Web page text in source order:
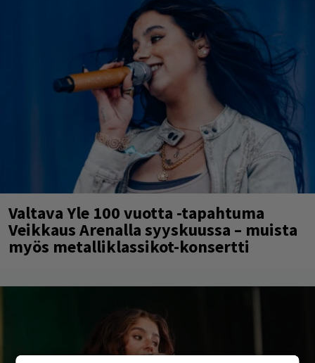
Valtava Yle 100 vuotta -tapahtuma
Veikkaus Arenalla syyskuussa – muista
myös metalliklassikot-konsertti